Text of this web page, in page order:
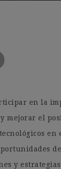
en la
mejorar el
y